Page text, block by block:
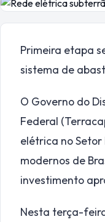
Primeira etapa
sistema de
O Governo do
Federal
elétrica no
modernos de
investimento
Nesta terça-